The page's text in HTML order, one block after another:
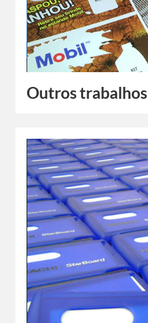
Outros trabalhos